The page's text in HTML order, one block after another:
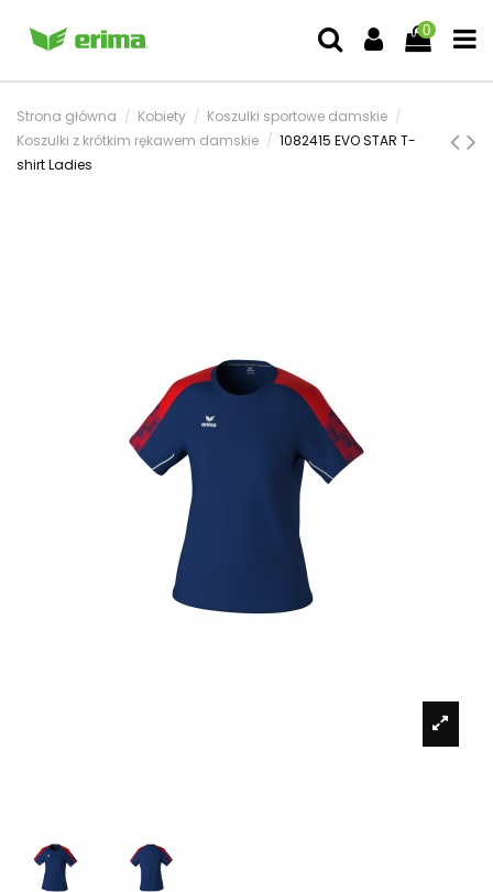
0
Strona główna Kobiety
Koszulki sportowe damskie
Koszulki z krótkim rękawem damskie
1082415 EVO STAR T-
shirt Ladies